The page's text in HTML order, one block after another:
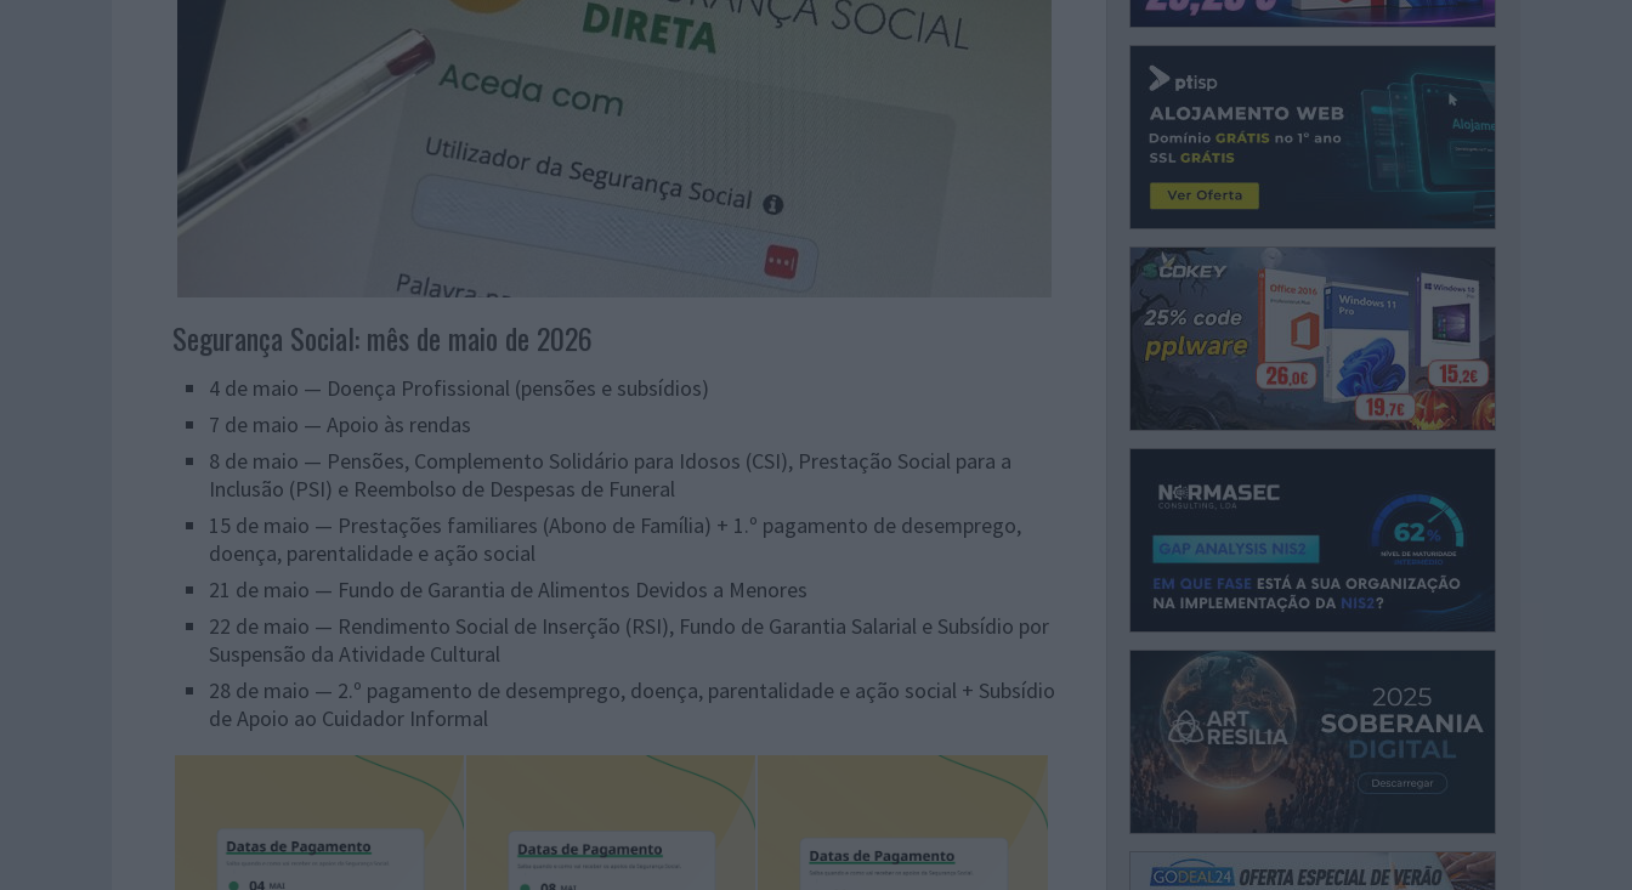
Segurança Social: mês de maio de 2026
4 de maio — Doença Profissional (pensões e subsídios)
7 de maio — Apoio às rendas
8 de maio — Pensões, Complemento Solidário para Idosos (CSI), Prestação Social para a
Inclusão (PSI) e Reembolso de Despesas de Funeral
15 de maio — Prestações familiares (Abono de Família) + 1.º pagamento de desemprego,
doença, parentalidade e ação social
21 de maio — Fundo de Garantia de Alimentos Devidos a Menores
22 de maio — Rendimento Social de Inserção (RSI), Fundo de Garantia Salarial e Subsídio por
Suspensão da Atividade Cultural
28 de maio — 2.º pagamento de desemprego, doença, parentalidade e ação social + Subsídio
de Apoio ao Cuidador Informal